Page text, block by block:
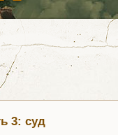
3: суд